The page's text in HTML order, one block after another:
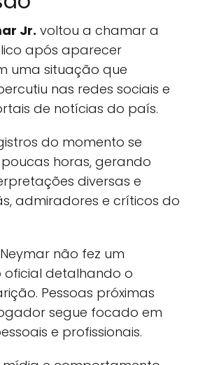
Jr. voltou a chamar a
após aparecer
uma situação que
nas redes sociais e
de notícias do país.
do momento se
horas, gerando
diversas e
admiradores e críticos do
não fez um
oficial detalhando o
Pessoas próximas
segue focado em
e profissionais.